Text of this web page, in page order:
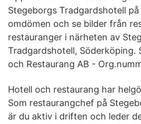
Stegeborgs Tradgardshotell
omdömen och se bilder från
restauranger i närheten av
Tradgardshotell, Söderköping.
och Restaurang AB -
Hotell och restaurang har
Som restaurangchef på
är du aktiv i driften och leder